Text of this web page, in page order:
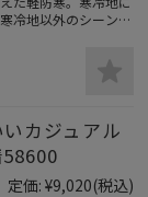
冷地以外のシーンで
いカジュアル
定価: ¥9,020(税込)